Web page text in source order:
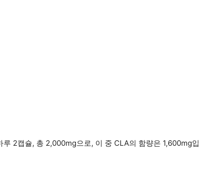
2캡슐, 총 2,000mg으로, 이 중 CLA의 함량은 1,600mg입